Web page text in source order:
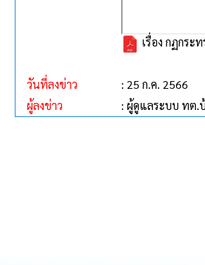
เรื่อง กฏกร
วันที่ลงข่าว
: 25 ก.ค. 2566
ผู้ลงข่าว
: ผู้ดูแลระบบ ทต.